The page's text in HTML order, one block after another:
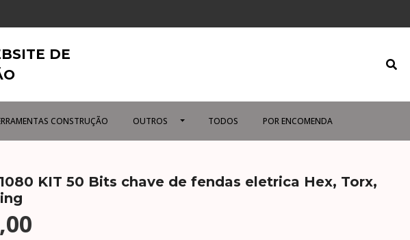
DE
CONSTRUÇÃO OUTROS TODOS POR ENCOMENDA
KIT 50 Bits chave de fendas eletrica Hex, Torx,